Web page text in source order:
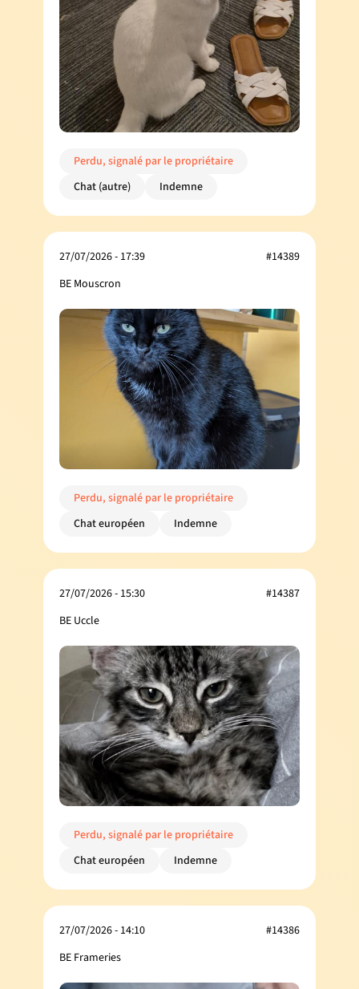
Perdu, signalé par le propriétaire
Chat (autre)
Indemne
27/07/2026 - 17:39
BE Mouscron
#14389
Perdu, signalé par le propriétaire
Chat européen
Indemne
27/07/2026 - 15:30
BE Uccle
#14387
Perdu, signalé par le propriétaire
Chat européen
Indemne
27/07/2026 - 14:10
BE Frameries
#14386